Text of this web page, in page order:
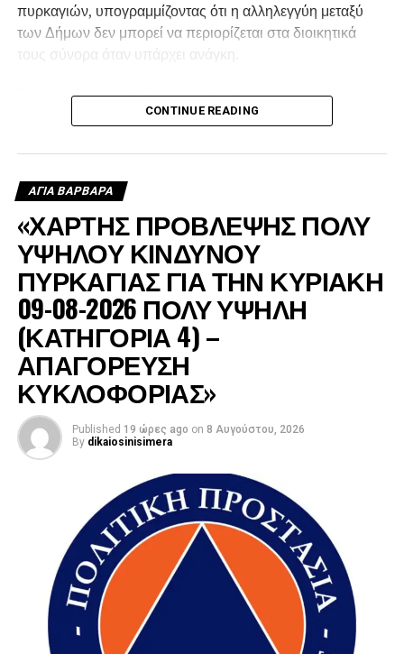
πυρκαγιών, υπογραμμίζοντας ότι η αλληλεγγύη μεταξύ
των Δήμων δεν μπορεί να περιορίζεται στα διοικητικά
τους σύνορα όταν υπάρχει ανάγκη.
Όπως εξήγησε, ο Δήμος έστειλε υδροφόρα στις πληγείσες
περιοχές, η οποία αρχικά χρησιμοποιήθηκε για τον
νερό τα ελικόπτερα, ενώ μετά τη δύση του ήλιου συνέχισε
να τροφοδοτεί με νερό τα πυροσβεστικά οχήματα.
CONTINUE READING
ΑΓΙΑ ΒΑΡΒΑΡΑ
«ΧΑΡΤΗΣ ΠΡΟΒΛΕΨΗΣ ΠΟΛΥ
ΥΨΗΛΟΥ ΚΙΝΔΥΝΟΥ
ΠΥΡΚΑΓΙΑΣ ΓΙΑ ΤΗΝ ΚΥΡΙΑΚΗ
09-08-2026 ΠΟΛΥ ΥΨΗΛΗ
(ΚΑΤΗΓΟΡΙΑ 4) –
ΑΠΑΓΟΡΕΥΣΗ
ΚΥΚΛΟΦΟΡΙΑΣ»
Published 19 ώρες ago on 8 Αυγούστου, 2026
By dikaiosinisimera